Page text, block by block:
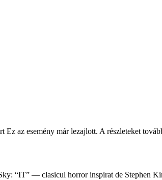
Ez az esemény már lezajlott. A részleteket
“IT” — clasicul horror inspirat de Stephen